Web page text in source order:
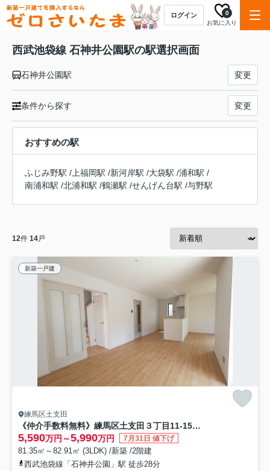
ログイン
お気に入り
0
西武池袋線 石神井公園駅の駅選択画面
石神井公園駅 変更
条件から探す 変更
おすすめの駅
ふじみ野駅 / 上福岡駅 /新河岸駅 /大袋駅 /浦和駅 /
南浦和駅 /北浦和駅 /鶴瀬駅 /せんげん台駅 /与野駅
12件 14戸
新築一戸建
練馬区土支田
《仲介手数料無料》練馬区土支田３丁目11-15新築一戸建てハートフルタウン
5,590万円～5,990万円 7月31日 値下げ
81.35㎡～82.91㎡ (3LDK) /新築 /2階建
西武池袋線「石神井公園」駅 徒歩28分